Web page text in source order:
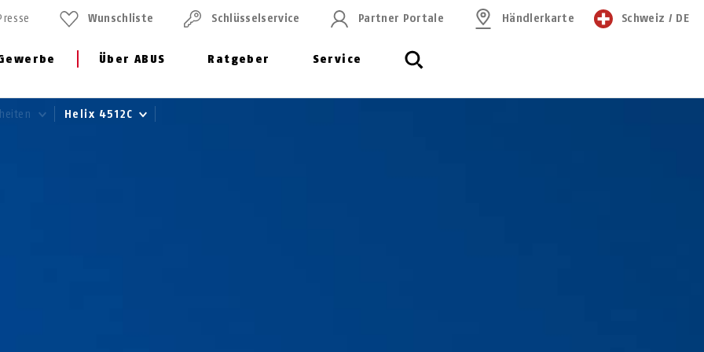
Über ABUS Ratgeber Service
Wunschliste Schlüssel­service Partner Portale Händlerkarte Schweiz / DE
Helix 4512C